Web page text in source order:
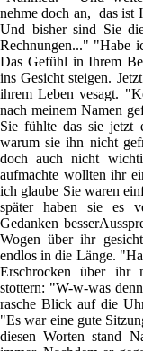
nehme doch an, das ist
Und bisher sind Sie
Rechnungen..." "Habe
Das Gefühl in Ihrem
ins Gesicht steigen.
ihrem Leben vesagt.
nach meinem Namen
Sie fühlte das sie jetzt
warum sie ihn nicht
doch auch nicht
aufmachte wollten ihr
ich glaube Sie waren
später haben sie es
Gedanken
Wogen über ihr
endlos in die Länge.
Erschrocken über ihr
stottern: "W-w-was
rasche Blick auf die
"Es war eine gute
diesen Worten stand